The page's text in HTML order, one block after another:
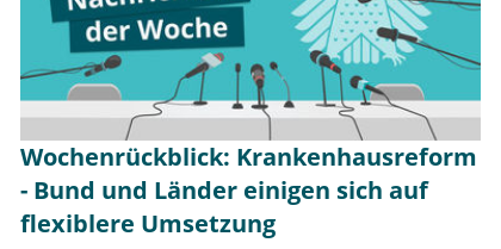
Wochenrückblick: Krankenhausreform
- Bund und Länder einigen sich auf
flexiblere Umsetzung